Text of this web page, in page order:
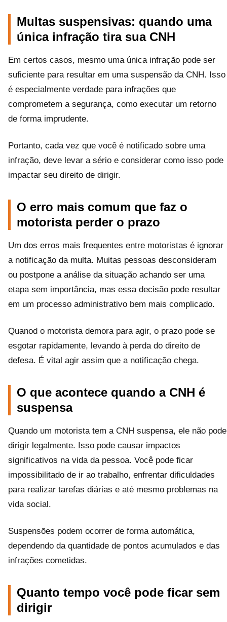
Multas suspensivas: quando uma
única infração tira sua CNH
Em certos casos, mesmo uma única infração pode ser
suficiente para resultar em uma suspensão da CNH. Isso
é especialmente verdade para infrações que
comprometem a segurança, como executar um retorno
de forma imprudente.
Portanto, cada vez que você é notificado sobre uma
infração, deve levar a sério e considerar como isso pode
impactar seu direito de dirigir.
O erro mais comum que faz o
motorista perder o prazo
Um dos erros mais frequentes entre motoristas é ignorar
a notificação da multa. Muitas pessoas desconsideram
ou postpone a análise da situação achando ser uma
etapa sem importância, mas essa decisão pode resultar
em um processo administrativo bem mais complicado.
Quanod o motorista demora para agir, o prazo pode se
esgotar rapidamente, levando à perda do direito de
defesa. É vital agir assim que a notificação chega.
O que acontece quando a CNH é
suspensa
Quando um motorista tem a CNH suspensa, ele não pode
dirigir legalmente. Isso pode causar impactos
significativos na vida da pessoa. Você pode ficar
impossibilitado de ir ao trabalho, enfrentar dificuldades
para realizar tarefas diárias e até mesmo problemas na
vida social.
Suspensões podem ocorrer de forma automática,
dependendo da quantidade de pontos acumulados e das
infrações cometidas.
Quanto tempo você pode ficar sem
dirigir